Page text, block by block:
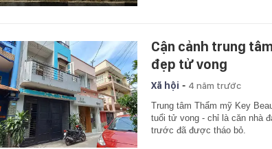
Cận cảnh trung
đẹp tử vong
Xã hội - 4 năm trước
Trung tâm Thẩm mỹ Key
tuổi tử vong - chỉ là căn nhà
trước đã được tháo bỏ.